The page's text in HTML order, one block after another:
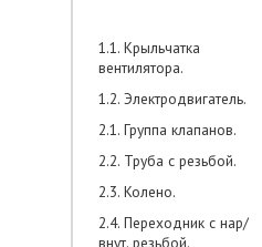
1.1. Крыльчатка
вентилятора.
1.2. Электродвигатель.
2.1. Группа клапанов.
2.2. Труба с резьбой.
2.3. Колено.
2.4. Переходник с нар/
внут. резьбой.